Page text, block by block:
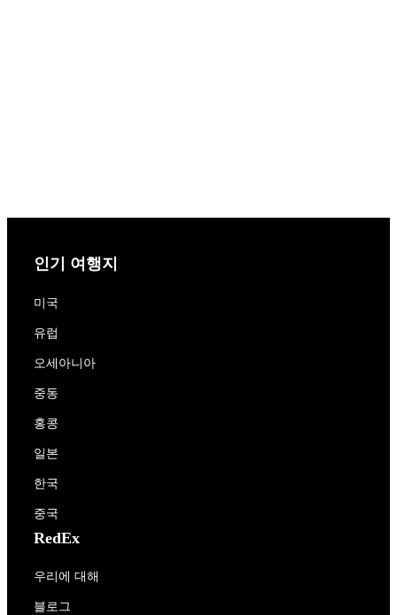
인기 여행지
미국
유럽
오세아니아
중동
홍콩
일본
한국
중국
RedEx
우리에 대해
블로그